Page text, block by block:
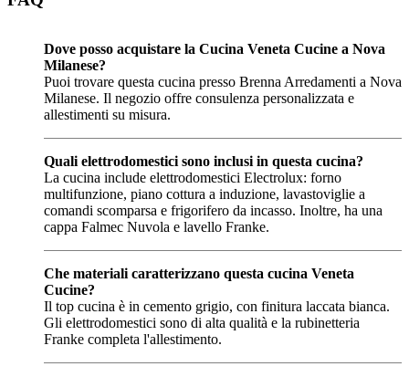
Dove posso acquistare la Cucina Veneta Cucine a Nova
Milanese?
Puoi trovare questa cucina presso Brenna Arredamenti a Nova
Milanese. Il negozio offre consulenza personalizzata e
allestimenti su misura.
Quali elettrodomestici sono inclusi in questa cucina?
La cucina include elettrodomestici Electrolux: forno
multifunzione, piano cottura a induzione, lavastoviglie a
comandi scomparsa e frigorifero da incasso. Inoltre, ha una
cappa Falmec Nuvola e lavello Franke.
Che materiali caratterizzano questa cucina Veneta
Cucine?
Il top cucina è in cemento grigio, con finitura laccata bianca.
Gli elettrodomestici sono di alta qualità e la rubinetteria
Franke completa l'allestimento.